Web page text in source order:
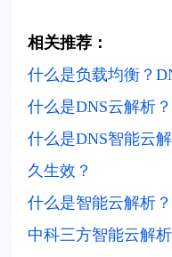
相关推荐：
什么是负载均衡？
什么是DNS云解析？
什么是DNS智能云
久生效？
什么是智能云解析
中科三方智能云解